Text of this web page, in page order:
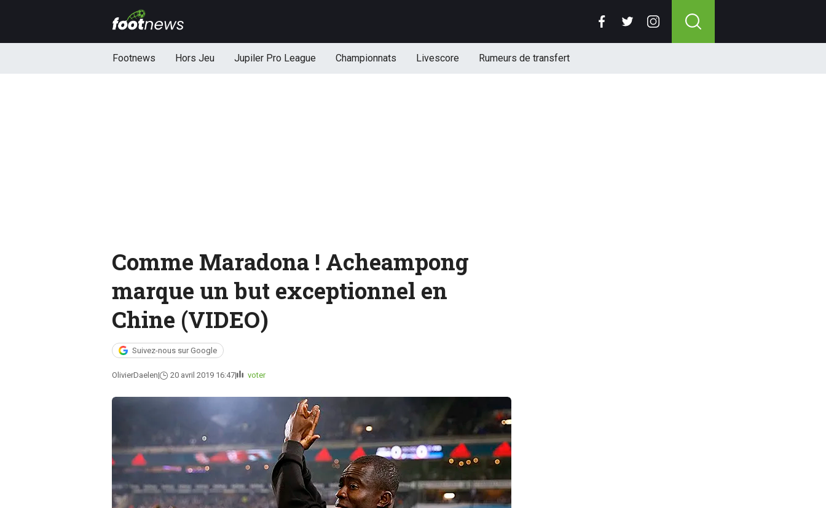
Footnews Hors Jeu Jupiler Pro League Championnats Livescore Rumeurs de transfert
Comme Maradona ! Acheampong
marque un but exceptionnel en
Chine (VIDEO)
Suivez-nous sur Google
OlivierDaelen 20 avril 2019 16:47 voter